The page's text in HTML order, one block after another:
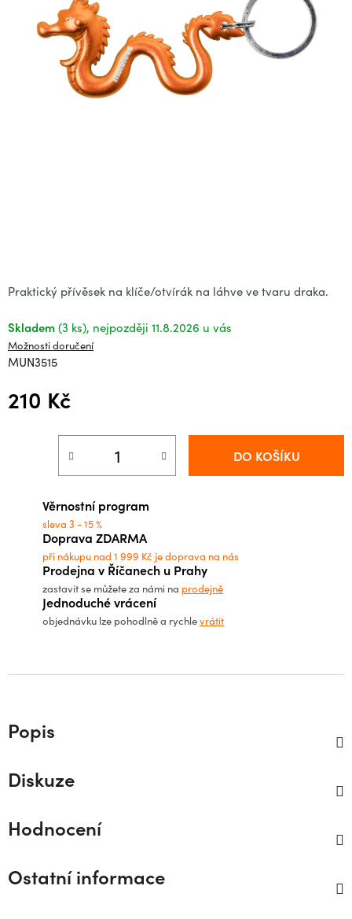
Praktický přívěsek na klíče/otvírák na láhve ve tvaru draka.
Skladem (3 ks) 11.8.2026
Možnosti doručení
MUN3515
210 Kč
DO KOŠÍKU
Věrnostní program
sleva 3 - 15 %
Doprava ZDARMA
při nákupu nad 1 999 Kč je doprava na nás
Prodejna v Říčanech u Prahy
zastavit se můžete za námi na prodejně
Jednoduché vrácení
objednávku lze pohodlně a rychlevrátit
Popis
Diskuze
Hodnocení
Ostatní informace